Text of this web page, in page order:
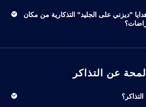
"ديزني على الجليد" التذكارية من مكان
لمحة عن التذاكر